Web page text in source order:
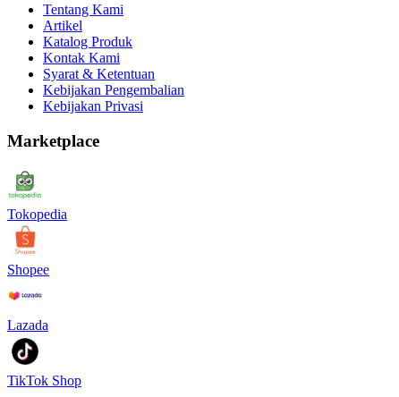
Tentang Kami
Artikel
Katalog Produk
Kontak Kami
Syarat & Ketentuan
Kebijakan Pengembalian
Kebijakan Privasi
Marketplace
Tokopedia
Shopee
Lazada
TikTok Shop